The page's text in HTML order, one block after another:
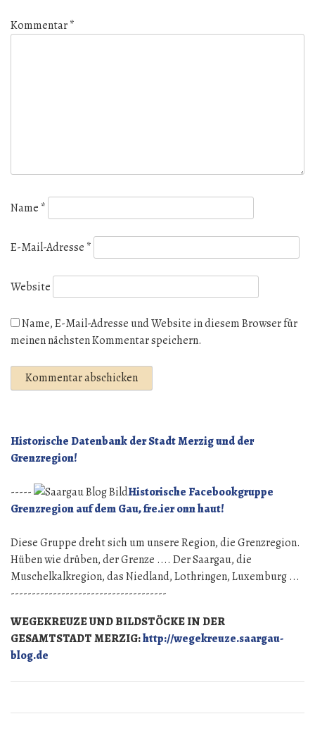
Kommentar*
Name *
E-Mail-Adresse *
Website
Name, E-Mail-Adresse und Website in diesem Browser für
meinen nächsten Kommentar speichern.
Historische Datenbank der Stadt Merzig und der
Grenzregion!
-----
Historische Facebookgruppe
Grenzregion auf dem Gau, fre.ier onn haut!
Diese Gruppe dreht sich um unsere Region, die Grenzregion.
Hüben wie drüben, der Grenze .... Der Saargau, die
Muschelkalkregion, das Niedland, Lothringen, Luxemburg ...
-------------------------------------
WEGEKREUZE UND BILDSTÖCKE IN DER
GESAMTSTADT MERZIG:http://wegekreuze.saargau-
blog.de